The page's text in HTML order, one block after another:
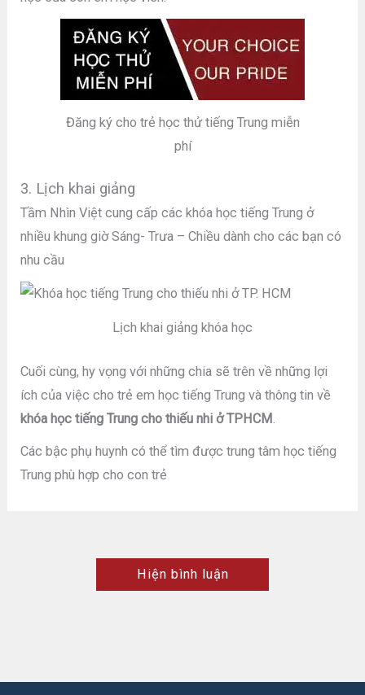
Đăng ký cho trẻ học thử tiếng Trung miễn
phí
3. Lịch khai giảng
Tầm Nhìn Việt cung cấp các khóa học tiếng Trung ở
nhiều khung giờ Sáng- Trưa – Chiều dành cho các bạn có
nhu cầu
Lịch khai giảng khóa học
Cuối cùng, hy vọng với những chia sẽ trên về những lợi
ích của việc cho trẻ em học tiếng Trung và thông tin về
khóa học tiếng Trung cho thiếu nhi ở TPHCM
Các bậc phụ huynh có thể tìm được trung tâm học tiếng
Trung phù hợp cho con trẻ
Hiện bình luận